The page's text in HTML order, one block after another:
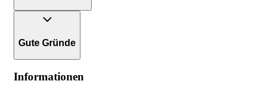
Gute Gründe
Informationen